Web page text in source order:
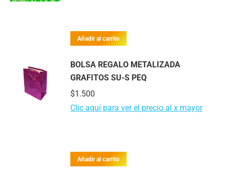
Añadir al carrito
BOLSA REGALO METALIZADA
GRAFITOS SU-S PEQ
$1.500
Clic aquí para ver el precio al x mayor
Añadir al carrito